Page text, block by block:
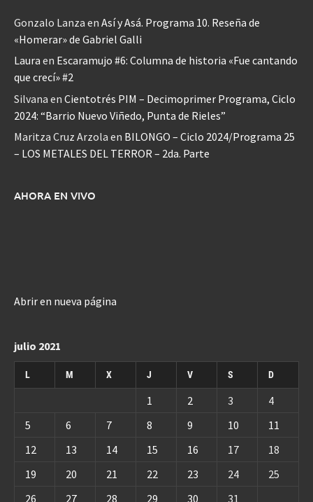
Gonzalo Lanza en Así y Asá. Programa 10. Reseña de
«Homerar» de Gabriel Galli
Laura en Escaramujo #6: Columna de historia «Fue cantando
que crecí» #2
Silvana en Cientotrés PIM – Decimoprimer Programa, Ciclo
2024: “Barrio Nuevo Viñedo, Punta de Rieles”
Maritza Cruz Arzola en BILONGO – Ciclo 2024/Programa 25
– LOS METALES DEL TERROR – 2da. Parte
AHORA EN VIVO
Abrir en nueva página
julio 2021
L M X J V S D
1 2 3
4
5
6 7 8 9 10
11
12
13 14 15 16 17
18
19
20 21 22 23 24
25
26
27 28 29 30 31